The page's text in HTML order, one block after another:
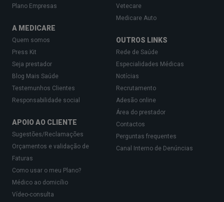
Plano Empresas
A MEDICARE
Quem somos
Press Kit
Seja prestador
Blog Mais Saúde
Testemunhos Clientes
Responsabilidade social
APOIO AO CLIENTE
Sugestões/Reclamações
Orçamentos e validação de
Faturas
Como usar o meu Plano?
Médico ao domicílio
Vídeo-consulta
Vetecare
Medicare Auto
OUTROS LINKS
Rede de Saúde
Especialidades Médicas
Notícias
Recrutamento
Adesão online
Área do prestador
Contactos
Perguntas frequentes
Canal Interno de Denúncias